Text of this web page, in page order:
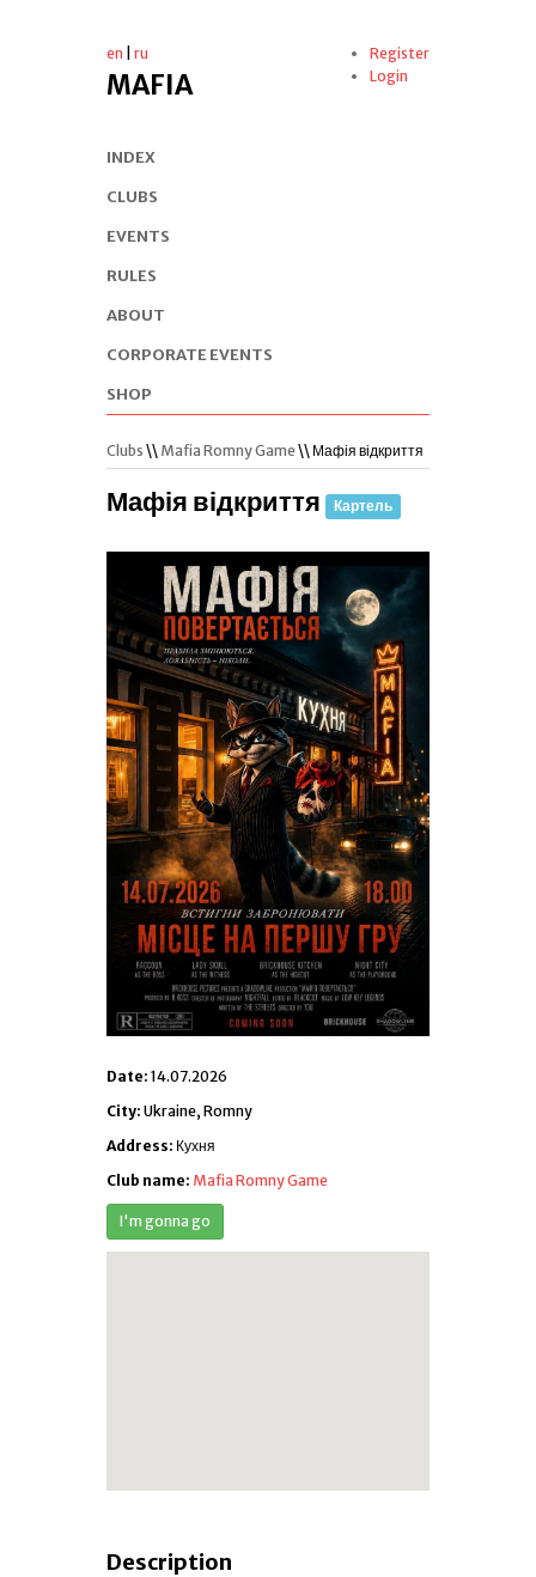
en ru
MAFIA
Register
Login
INDEX
CLUBS
EVENTS
RULES
ABOUT
CORPORATE EVENTS
SHOP
Clubs \\ Mafia Romny Game\\ Мафія відкриття
Мафія відкриття Картель
Date: 14.07.2026
City: Ukraine, Romny
Address: Кухня
Club name: Mafia Romny Game
Description